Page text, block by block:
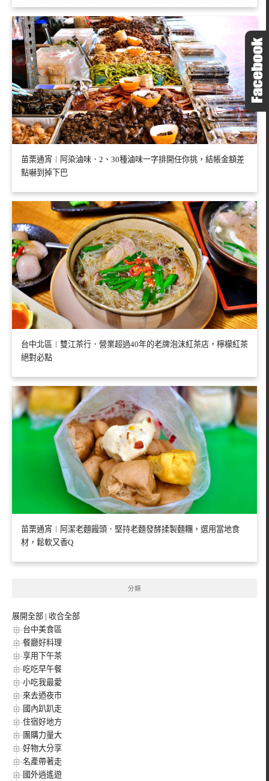
苗栗通宵︱阿染滷味．2、30種滷味一字排開任你挑，結帳金額差
點嚇到掉下巴
台中北區︱雙江茶行．營業超過40年的老牌泡沫紅茶店，檸檬紅茶
絕對必點
苗栗通宵︱阿潔老麵饅頭．堅持老麵發酵揉製麵糰，選用當地食
材，鬆軟又香Q
分類
展開全部 | 收合全部
台中美食區
餐廳好料理
享用下午茶
吃吃早午餐
小吃我最愛
來去迺夜市
國內趴趴走
住宿好地方
團購力量大
好物大分享
名產帶著走
國外逍遙遊